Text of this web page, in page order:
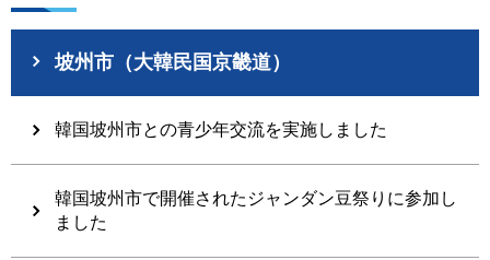
坡州市（大韓民国京畿道）
韓国坡州市との青少年交流を実施しました
韓国坡州市で開催されたジャンダン豆祭りに参加し
ました